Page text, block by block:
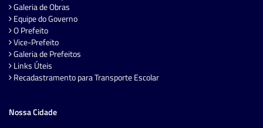
Galeria de Obras
Equipe do Governo
O Prefeito
Vice-Prefeito
Galeria de Prefeitos
Links Úteis
Recadastramento para Transporte Escolar
Nossa Cidade